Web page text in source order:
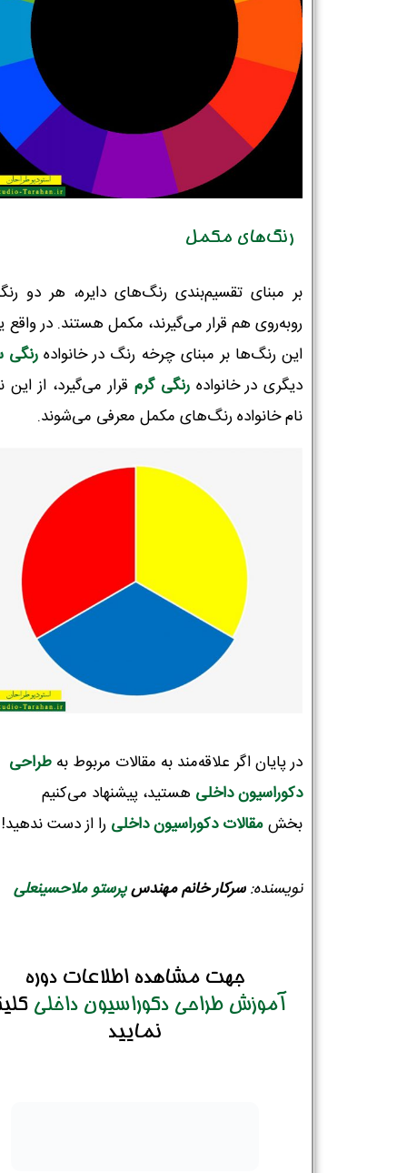
رنگ‌های مکمل
بر مبنای تقسیم‌بندی رنگ‌های دایره، هر دو
روبه‌روی هم قرار می‌گیرند، مکمل هستند. در واقع
این رنگ‌ها بر مبنای چرخه رنگ در خانوادهرنگی
دیگری در خانوادهرنگی گرم قرار می‌گیرد، از این
نام خانواده رنگ‌های مکمل معرفی می‌شوند.
در پایان اگر علاقه‌مند به مقالات مربوط به طراحی
دکوراسیون‌ داخلی هستید، پیشنهاد می‌کنیم
بخشمقالات دکوراسیون داخلی را از دست ندهید!
نویسنده:سرکارخانممهندسپرستو ملاحسینعلی
جهت مشاهده اطلاعات دوره
آموزش طراحی دکوراسیون داخلی
نمایید
شماره واتس‌اپ :